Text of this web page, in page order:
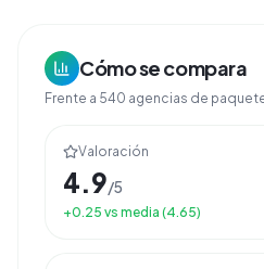
Cómo se compara
Frente a 540 agencias de
Valoración
4.9/5
+0.25 vs media (4.65)